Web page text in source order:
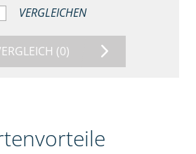
VERGLEICHEN
(0)